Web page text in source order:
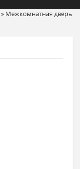
» Межкомнатная дверь